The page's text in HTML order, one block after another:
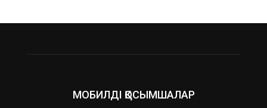
МОБИЛДІ ҚОСЫМШАЛАР